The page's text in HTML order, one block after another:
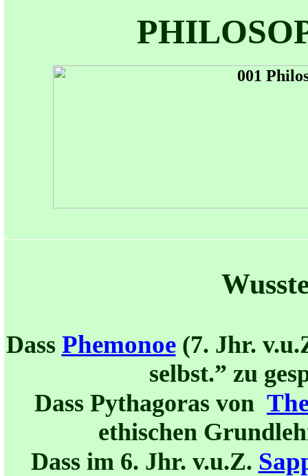
Dass Phemonoe(7. Jhr.
selbst.” zu
Dass Pythagoras von
ethischen
Dass im 6. Jhr. v.u.Z.